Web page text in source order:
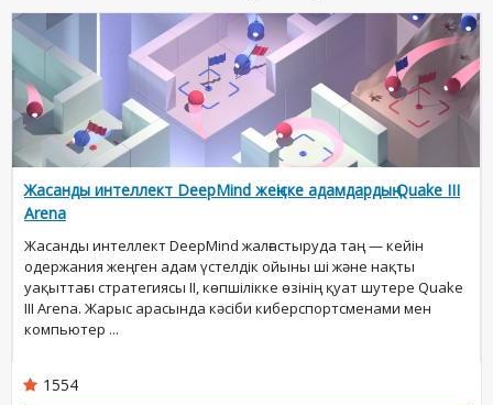
Жасанды интеллект DeepMind жеңіске адамдардың Quake III
Arena
Жасанды интеллект DeepMind жалғастыруда таң — кейін
одержания жеңген адам үстелдік ойыны ші және нақты
уақыттағы стратегиясы II, көпшілікке өзінің қуат шутере Quake
III Arena. Жарыс арасында кәсіби киберспортсменами мен
компьютер ...
1554